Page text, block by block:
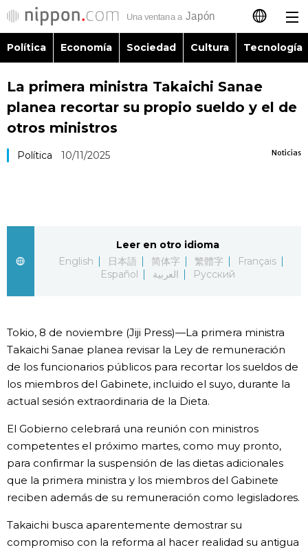
日本語
English
Русский
Política
Vida
Guía de Japón
Vídeos e imágenes
En profundidad
Más
Noticias official SNS
Política Economía Sociedad Cultura Tecnología
La primera ministra Takaichi Sanae
planea recortar su propio sueldo y el de
otros ministros
Noticias
Política 10/11/2025
Leer en otro idioma
English
日本語 简体字 繁體字
Français
Español
العربية Русский
Tokio, 8 de noviembre (Jiji Press)—La primera ministra
Takaichi Sanae planea revisar la Ley de remuneración
de los funcionarios públicos para recortar los sueldos de
los miembros del Gabinete, incluido el suyo, durante la
actual sesión extraordinaria de la Dieta.
El Gobierno celebrará una reunión con ministros
competentes el próximo martes, como muy pronto,
para confirmar la suspensión de las dietas adicionales
que la primera ministra y los miembros del Gabinete
reciben además de su remuneración como legisladores.
Takaichi busca aparentemente demostrar su
compromiso con la reforma al hacer realidad su antigua